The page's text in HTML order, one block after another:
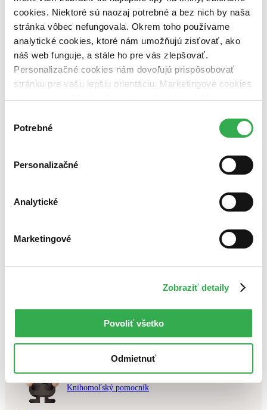
cookies. Niektoré sú naozaj potrebné a bez nich by naša
stránka vôbec nefungovala. Okrem toho používame
analytické cookies, ktoré nám umožňujú zisťovať, ako
náš web funguje, a stále ho pre vás zlepšovať.
Personalizačné cookies nám dovoľujú prispôsobovať
stránku pre vašu lepšiu orientáciu. Marketingové cookies
nám zas umožňujú zobrazenie relevantnej reklamy.
nám pomohlo, keby sme mohli používať všetky tieto
súhlasu
Potrebné
Personalizačné
Analytické
Marketingové
Zobraziť detaily
Povoliť všetko
Odmietnuť
Nové / čítané
nová (0 titulov)
čítaná (0 titulov)čítaná
čítaná - výborný stav (0 titulov)čítaná - výborný stav
čítaná - mierne opotrebovaná (0 titulov)čítaná - mierne
opotrebovaná
čítané verzie vypredaných kníh (0 titulov)čítané verzie
vypredaných kníh
Top hodnotené
Najlacnejšie
Nebol nájdenýžiadny titulvyhovujúci zadaným podmienkam.
Skúste prosím zmeniť vyhľadávaný výraz.
Chcete poradiť knihu?
Náš pomocník Sherlock vám ju s radosťou vypátra!
Knihomoľský pomocník